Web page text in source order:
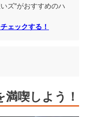
ズ"がおすすめのハ
ェックする！
喫しよう！